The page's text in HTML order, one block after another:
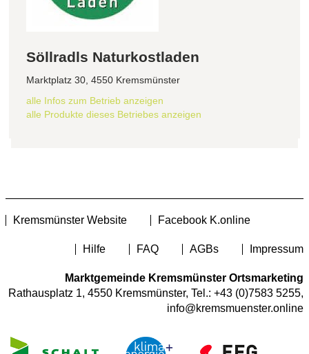
Söllradls Naturkostladen
Marktplatz 30, 4550 Kremsmünster
alle Infos zum Betrieb anzeigen
alle Produkte dieses Betriebes anzeigen
Kremsmünster Website Facebook K.online
Hilfe FAQ AGBs Impressum
Marktgemeinde Kremsmünster Ortsmarketing
Rathausplatz 1, 4550 Kremsmünster, Tel.: +43 (0)7583 5255,
info@kremsmuenster.online